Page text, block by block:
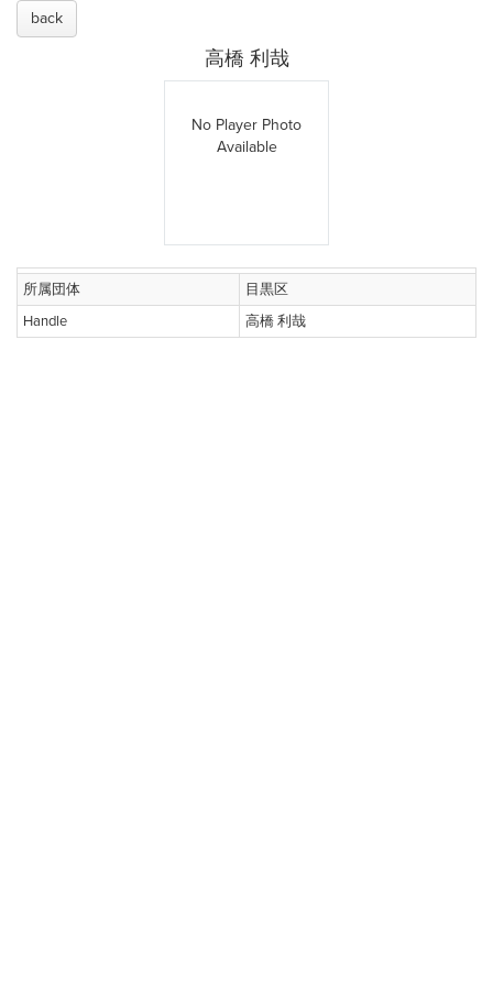
back
高橋 利哉
No Player Photo
Available
所属団体
目黒区
Handle
高橋 利哉